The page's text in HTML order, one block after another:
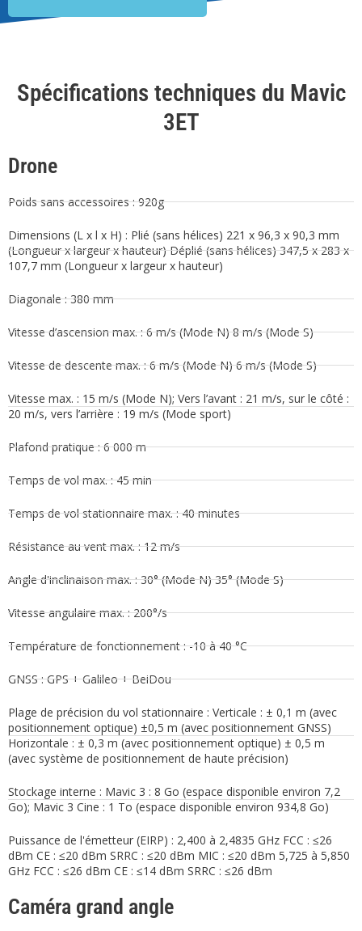
Spécifications techniques du Mavic
3ET
Drone
Poids sans accessoires : 920g
Dimensions (L x l x H) : Plié (sans hélices) 221 x 96,3 x 90,3 mm
(Longueur x largeur x hauteur) Déplié (sans hélices) 347,5 x 283 x
107,7 mm (Longueur x largeur x hauteur)
Diagonale : 380 mm
Vitesse d’ascension max. : 6 m/s (Mode N) 8 m/s (Mode S)
Vitesse de descente max. : 6 m/s (Mode N) 6 m/s (Mode S)
Vitesse max. : 15 m/s (Mode N); Vers l’avant : 21 m/s, sur le côté :
20 m/s, vers l’arrière : 19 m/s (Mode sport)
Plafond pratique : 6 000 m
Temps de vol max. : 45 min
Temps de vol stationnaire max. : 40 minutes
Résistance au vent max. : 12 m/s
Angle d'inclinaison max. : 30° (Mode N) 35° (Mode S)
Vitesse angulaire max. : 200°/s
Température de fonctionnement : -10 à 40 °C
GNSS : GPS + Galileo + BeiDou
Plage de précision du vol stationnaire : Verticale : ± 0,1 m (avec
positionnement optique) ±0,5 m (avec positionnement GNSS)
Horizontale : ± 0,3 m (avec positionnement optique) ± 0,5 m
(avec système de positionnement de haute précision)
Stockage interne : Mavic 3 : 8 Go (espace disponible environ 7,2
Go); Mavic 3 Cine : 1 To (espace disponible environ 934,8 Go)
Puissance de l'émetteur (EIRP) : 2,400 à 2,4835 GHz FCC : ≤26
dBm CE : ≤20 dBm SRRC : ≤20 dBm MIC : ≤20 dBm 5,725 à 5,850
GHz FCC : ≤26 dBm CE : ≤14 dBm SRRC : ≤26 dBm
Caméra grand angle